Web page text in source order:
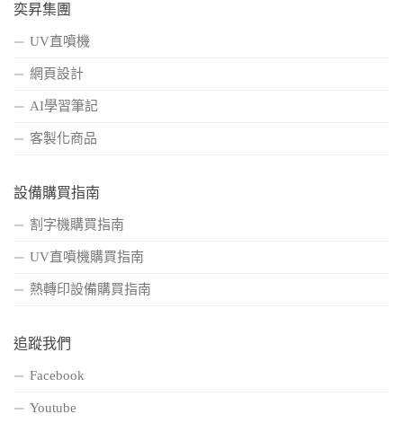
奕昇集團
UV直噴機
網頁設計
AI學習筆記
客製化商品
設備購買指南
割字機購買指南
UV直噴機購買指南
熱轉印設備購買指南
追蹤我們
Facebook
Youtube